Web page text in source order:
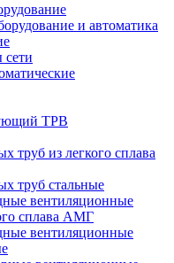
и автоматика
ТРВ
труб из легкого сплава
труб стальные
вентиляционные
сплава АМГ
вентиляционные